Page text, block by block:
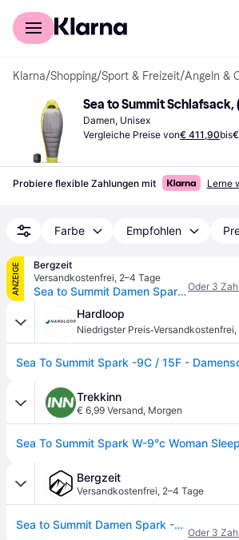
Für Shopper
Klarna/Shopping/Sport & Freizeit/Angeln &
Sea to Summit Schlafsack,
Damen, Unisex
Vergleiche Preise von€ 411,90bis
Probiere flexible Zahlungen mit Lerne
Farbe Empfohlen
ANZEIGE
Bergzeit
Versandkostenfrei, 2–4 Tage
Sea to Summit Damen Spark -9C Down Schlafsack - gelb - max. 170cmOder 3
Hardloop
Niedrigster Preis·Versandkostenfrei,
Trekkinn
€ 6,99 Versand, Morgen
Bergzeit
Versandkostenfrei, 2–4 Tage
Sea to Summit Damen Spark -9C Down Schlafsack - gelb - max. 170cm
Oder 3